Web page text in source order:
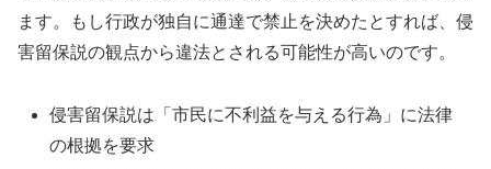
ます。もし行政が独自に通達で禁止を決めたとすれば、侵
害留保説の観点から違法とされる可能性が高いのです。
侵害留保説は「市民に不利益を与える行為」に法律
の根拠を要求